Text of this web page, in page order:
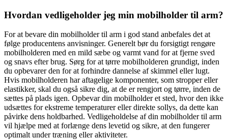
Hvordan vedligeholder jeg min mobilholder til arm?
For at bevare din mobilholder til arm i god stand anbefales det at
følge producentens anvisninger. Generelt bør du forsigtigt rengøre
mobilholderen med en mild sæbe og varmt vand for at fjerne sved
og snavs efter brug. Sørg for at tørre mobilholderen grundigt, inden
du opbevarer den for at forhindre dannelse af skimmel eller lugt.
Hvis mobilholderen har aftagelige komponenter, som stropper eller
elastikker, skal du også sikre dig, at de er rengjort og tørre, inden de
sættes på plads igen. Opbevar din mobilholder et sted, hvor den ikke
udsættes for ekstreme temperaturer eller direkte sollys, da dette kan
påvirke dens holdbarhed. Vedligeholdelse af din mobilholder til arm
vil hjælpe med at forlænge dens levetid og sikre, at den fungerer
optimalt under træning eller aktiviteter.